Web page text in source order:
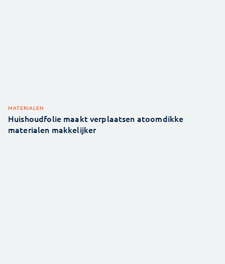
MATERIALEN
Huishoudfolie maakt verplaatsen atoomdikke
materialen makkelijker